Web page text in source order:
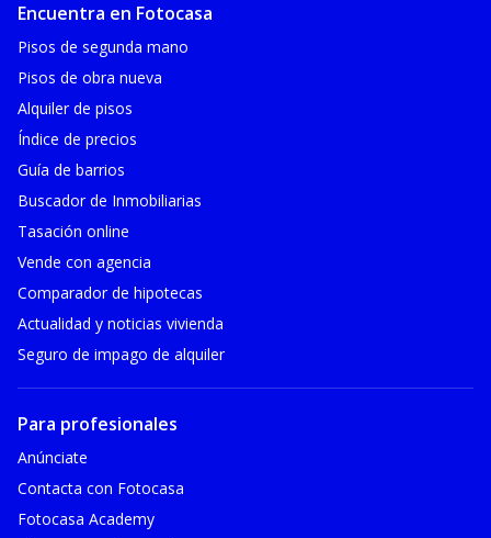
Encuentra en Fotocasa
Pisos de segunda mano
Pisos de obra nueva
Alquiler de pisos
Índice de precios
Guía de barrios
Buscador de Inmobiliarias
Tasación online
Vende con agencia
Comparador de hipotecas
Actualidad y noticias vivienda
Seguro de impago de alquiler
Para profesionales
Anúnciate
Contacta con Fotocasa
Fotocasa Academy